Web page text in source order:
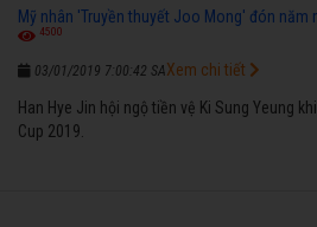
Mỹ nhân 'Truyền thuyết Joo Mong' đón năm
4500
03/01/2019 7:00:42 SA
Han Hye Jin hội ngộ tiền vệ Ki Sung Yeung
Cup 2019.
Xem chi tiết